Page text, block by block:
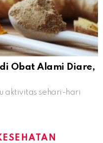
Obat Alami Diare,
aktivitas sehari-hari